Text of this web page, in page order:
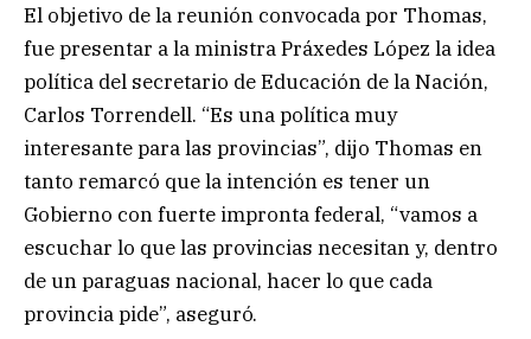
El objetivo de la reunión convocada por Thomas,
fue presentar a la ministra Práxedes López la idea
política del secretario de Educación de la Nación,
Carlos Torrendell. “Es una política muy
interesante para las provincias”, dijo Thomas en
tanto remarcó que la intención es tener un
Gobierno con fuerte impronta federal, “vamos a
escuchar lo que las provincias necesitan y, dentro
de un paraguas nacional, hacer lo que cada
provincia pide”, aseguró.